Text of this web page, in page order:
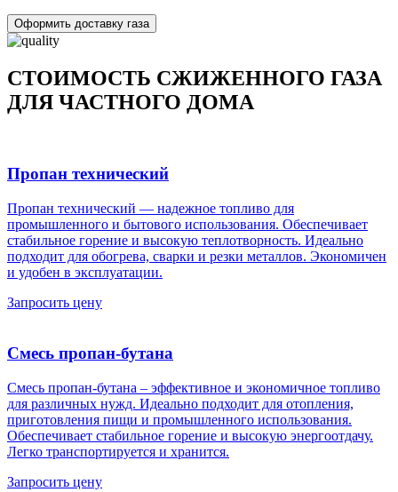
Оформить доставку газа
СТОИМОСТЬ СЖИЖЕННОГО ГАЗА
ДЛЯ ЧАСТНОГО ДОМА
Пропан технический
Пропан технический — надежное топливо для
промышленного и бытового использования. Обеспечивает
стабильное горение и высокую теплотворность. Идеально
подходит для обогрева, сварки и резки металлов. Экономичен
и удобен в эксплуатации.
Запросить цену
Смесь пропан-бутана
Смесь пропан-бутана – эффективное и экономичное топливо
для различных нужд. Идеально подходит для отопления,
приготовления пищи и промышленного использования.
Обеспечивает стабильное горение и высокую энергоотдачу.
Легко транспортируется и хранится.
Запросить цену